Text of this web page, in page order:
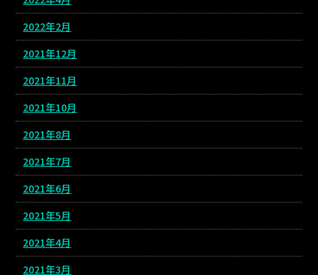
2022年2月
2021年12月
2021年11月
2021年10月
2021年8月
2021年7月
2021年6月
2021年5月
2021年4月
2021年3月